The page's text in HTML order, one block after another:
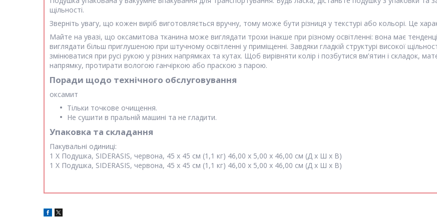
щільності.
Зверніть увагу, що кожен виріб виготовляється вручну, тому може бути різниця у текстурі або кольорі. Це
Майте на увазі, що оксамитова тканина може виглядати трохи інакше при різному освітленні: вона має
виглядати більш приглушеною при штучному освітленні у приміщенні. Завдяки гладкій структурі високої
змінюватися при русі рукою у різних напрямках та кутах. Щоб вирівняти колір і позбутися вм'ятин і складок,
напрямку, протирати вологою ганчіркою або праскою з парою.
Поради щодо технічного обслуговування
оксамит
Тільки точкове очищення.
Не сушити в пральній машині та не гладити.
Упаковка та складання
Пакувальні одиниці:
1 X Подушка, SIDERASIS, червона, 45 x 45 см (1,1 кг) 46,00 x 5,00 x 46,00 см (Д x Ш x В)
1 X Подушка, SIDERASIS, червона, 45 x 45 см (1,1 кг) 46,00 x 5,00 x 46,00 см (Д x Ш x В)